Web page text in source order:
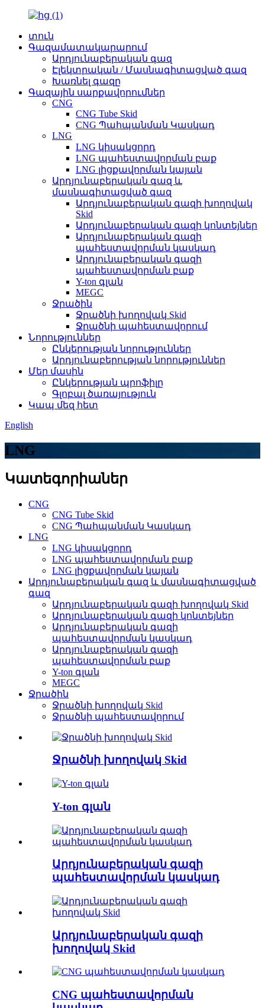
տուն
Գազամատակարարում
Արդյունաբերական գազ
Էլեկտրական / Մասնագիտացված գազ
Խառնել գազը
Գազային սարքավորումներ
CNG
CNG Tube Skid
CNG Պահպանման Կասկադ
LNG
LNG կիսակցորդ
LNG պահեստավորման բաք
LNG լիցքավորման կայան
Արդյունաբերական գազ և
մասնագիտացված գազ
Արդյունաբերական գազի խողովակ
Skid
Արդյունաբերական գազի կոնտեյներ
Արդյունաբերական գազի
պահեստավորման կասկադ
Արդյունաբերական գազի
պահեստավորման բաք
Y-ton գլան
MEGC
Ջրածին
Ջրածնի խողովակ Skid
Ջրածնի պահեստավորում
Նորություններ
Ընկերության նորություններ
Արդյունաբերության նորություններ
Մեր մասին
Ընկերության պրոֆիլը
Գլոբալ ծառայություն
Կապ մեզ հետ
English
LNG
Կատեգորիաներ
CNG
CNG Tube Skid
CNG Պահպանման Կասկադ
LNG
LNG կիսակցորդ
LNG պահեստավորման բաք
LNG լիցքավորման կայան
Արդյունաբերական գազ և մասնագիտացված
գազ
Արդյունաբերական գազի խողովակ Skid
Արդյունաբերական գազի կոնտեյներ
Արդյունաբերական գազի
պահեստավորման կասկադ
Արդյունաբերական գազի
պահեստավորման բաք
Y-ton գլան
MEGC
Ջրածին
Ջրածնի խողովակ Skid
Ջրածնի պահեստավորում
Ջրածնի խողովակ Skid
Y-ton գլան
Արդյունաբերական գազի
պահեստավորման կասկադ
Արդյունաբերական գազի
խողովակ Skid
CNG պահեստավորման